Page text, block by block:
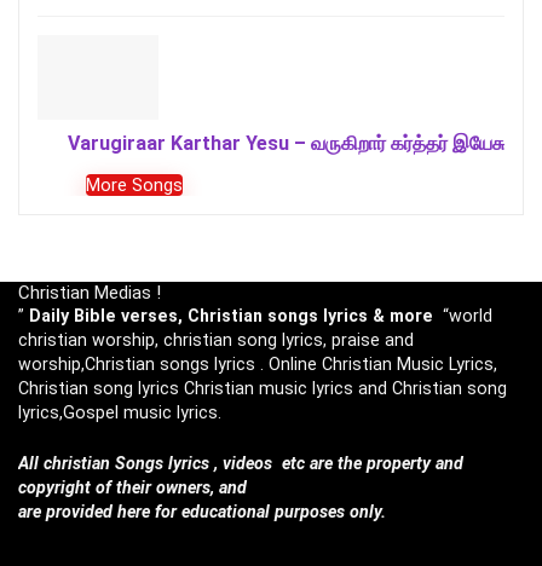
Varugiraar Karthar Yesu – வருகிறார் கர்த்தர் இயேசு
More Songs
Christian Medias !
” Daily Bible verses, Christian songs lyrics & more “world
christian worship, christian song lyrics, praise and
worship,Christian songs lyrics . Online Christian Music Lyrics,
Christian song lyrics Christian music lyrics and Christian song
lyrics,Gospel music lyrics.
All christian Songs lyrics , videos etc are the property and
copyright of their owners, and
are provided here for educational purposes only.